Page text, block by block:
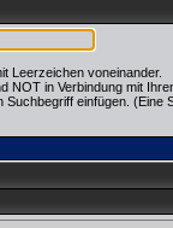
Leerzeichen voneinander.
NOT in Verbindung mit
einfügen. (Eine